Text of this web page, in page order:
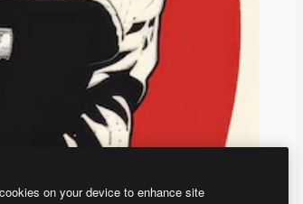
成できます。on your device to enhance site